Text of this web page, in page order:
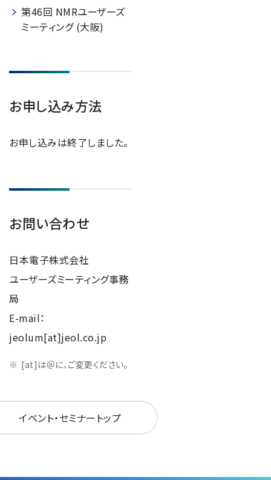
第46回 NMRユーザーズ
ミーティング (大阪)
お申し込み方法
お申し込みは終了しました。
お問い合わせ
日本電子株式会社
ユーザーズミーティング事務
局
E-mail：
jeolum[at]jeol.co.jp
[at]は＠に、ご変更ください。
イベント・セミナートップ